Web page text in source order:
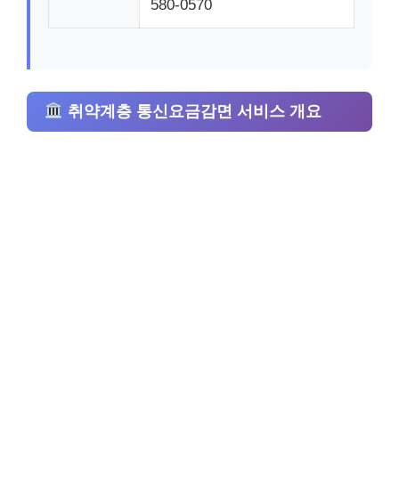
580-0570
취약계층 통신요금감면 서비스 개요